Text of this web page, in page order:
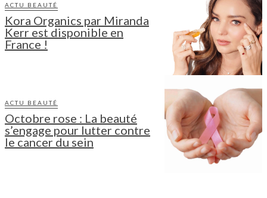
ACTU BEAUTÉ
Kora Organics par Miranda
Kerr est disponible en
France !
ACTU BEAUTÉ
Octobre rose : La beauté
s’engage pour lutter contre
le cancer du sein